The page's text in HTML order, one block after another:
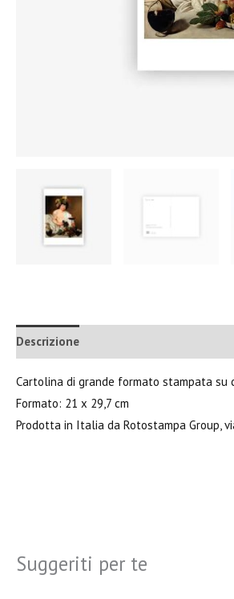
Descrizione
Cartolina di grande formato stampata su
Formato: 21 x 29,7 cm
Prodotta in Italia da Rotostampa Group,
Suggeriti per te